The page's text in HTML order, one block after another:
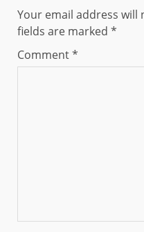
Your email address will
fields are marked *
Comment*